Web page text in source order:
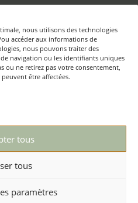
nous utilisons des technologies
accéder aux informations de
nous pouvons traiter des
navigation ou les identifiants uniques
ou ne retirez pas votre consentement,
être affectées.
tous
tous
paramètres
– B-1000 Bruxelles
d’Auschwitz ASBL/ Daniel